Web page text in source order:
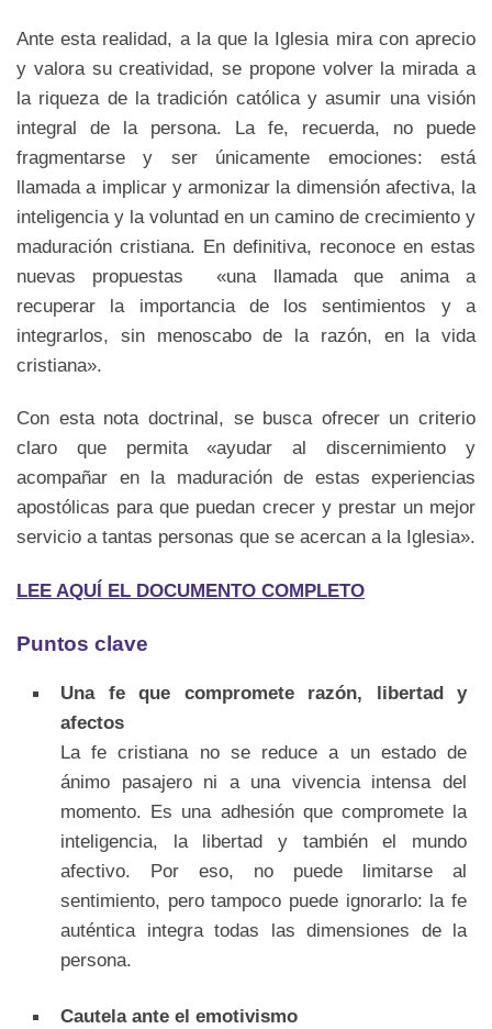
Ante esta realidad, a la que la Iglesia mira con aprecio
y valora su creatividad, se propone volver la mirada a
la riqueza de la tradición católica y asumir una visión
integral de la persona. La fe, recuerda, no puede
fragmentarse y ser únicamente emociones: está
llamada a implicar y armonizar la dimensión afectiva, la
inteligencia y la voluntad en un camino de crecimiento y
maduración cristiana. En definitiva, reconoce en estas
nuevas propuestas «una llamada que anima a
recuperar la importancia de los sentimientos y a
integrarlos, sin menoscabo de la razón, en la vida
cristiana».
Con esta nota doctrinal, se busca ofrecer un criterio
claro que permita «ayudar al discernimiento y
acompañar en la maduración de estas experiencias
apostólicas para que puedan crecer y prestar un mejor
servicio a tantas personas que se acercan a la Iglesia».
LEE AQUÍ EL DOCUMENTO COMPLETO
Puntos clave
Una fe que compromete razón, libertad y
afectos
La fe cristiana no se reduce a un estado de
ánimo pasajero ni a una vivencia intensa del
momento. Es una adhesión que compromete la
inteligencia, la libertad y también el mundo
afectivo. Por eso, no puede limitarse al
sentimiento, pero tampoco puede ignorarlo: la fe
auténtica integra todas las dimensiones de la
persona.
Cautela ante el emotivismo